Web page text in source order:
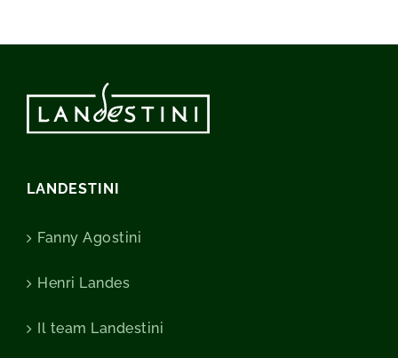
LANDESTINI
Fanny Agostini
Henri Landes
Il team Landestini